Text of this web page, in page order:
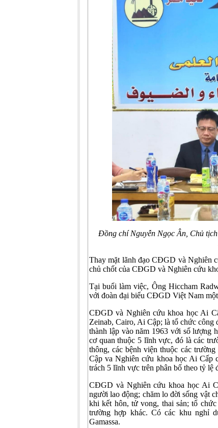
Đồng chí Nguyễn Ngọc Ân, Chủ
Thay mặt lãnh đạo CĐGD và Nghiên
chủ chốt của CĐGD và Nghiên cứu
Tại buổi làm việc, Ông Hiccham
với đoàn đại biểu CĐGD Việt Nam
CĐGD và Nghiên cứu khoa học Ai
Zeinab, Cairo, Ai Cập; là tổ chức
thành lập vào năm 1963 với số lượng
cơ quan thuộc 5 lĩnh vực, đó là các
thông, các bệnh viện thuộc các
Cập va Nghiên cứu khoa học Ai Cấp
trách 5 lĩnh vực trên phân bố theo tỷ lệ
CĐGD và Nghiên cứu khoa học Ai
người lao động; chăm lo đời sống vật
khi kết hôn, tử vong, thai sản; tổ
trường hợp khác. Có các khu nghỉ
Gamassa.